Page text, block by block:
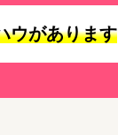
ウがあります